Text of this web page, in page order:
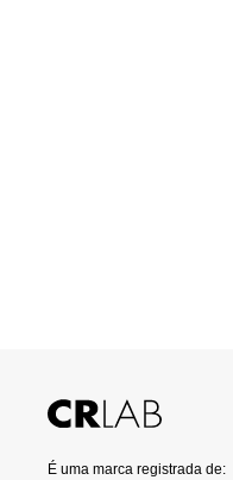
É uma marca registrada de: